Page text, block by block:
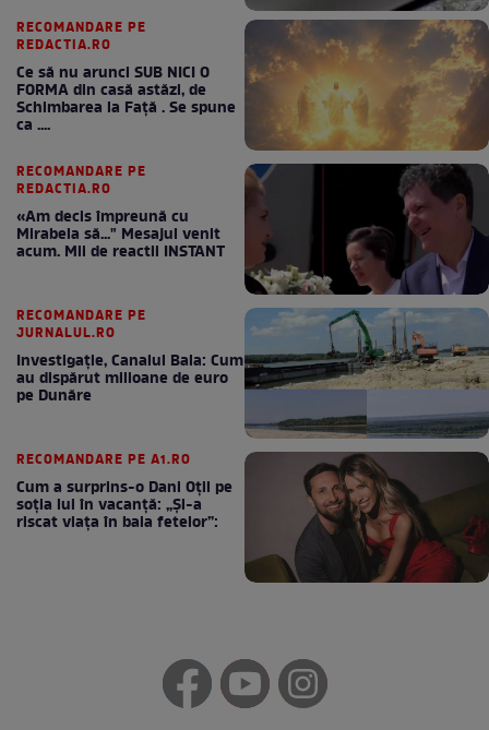
RECOMANDARE PE
REDACTIA.RO
Ce să nu arunci SUB NICI O
FORMA din casă astăzi, de
Schimbarea la Față . Se spune
ca ....
RECOMANDARE PE
REDACTIA.RO
«Am decis împreună cu
Mirabela să..." Mesajul venit
acum. Mii de reactii INSTANT
RECOMANDARE PE
JURNALUL.RO
Investigație, Canalul Bala: Cum
au dispărut milioane de euro
pe Dunăre
RECOMANDARE PE A1.RO
Cum a surprins-o Dani Oțil pe
soția lui în vacanță: „Și-a
riscat viața în baia fetelor”: